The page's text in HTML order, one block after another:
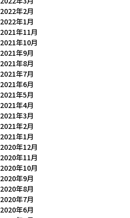
2022年2月
2022年1月
2021年11月
2021年10月
2021年9月
2021年8月
2021年7月
2021年6月
2021年5月
2021年4月
2021年3月
2021年2月
2021年1月
2020年12月
2020年11月
2020年10月
2020年9月
2020年8月
2020年7月
2020年6月